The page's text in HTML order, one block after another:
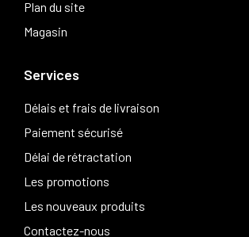
Plan du site
Magasin
Services
Délais et frais de livraison
Paiement sécurisé
Délai de rétractation
Les promotions
Les nouveaux produits
Contactez-nous